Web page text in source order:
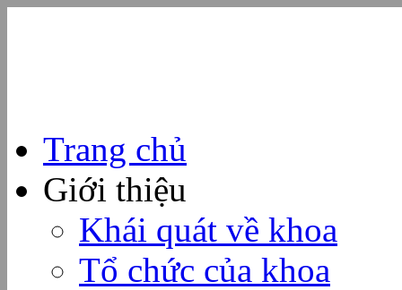
Trang chủ
Giới thiệu
Khái quát về khoa
Tổ chức của khoa